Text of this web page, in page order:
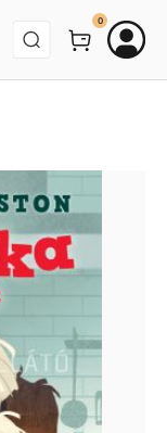
BEJELENTKEZÉS
0